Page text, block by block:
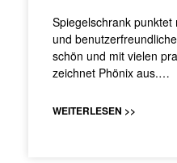
Spiegelschrank
und
schön und mit vielen
zeichnet Phönix aus.…
WEITERLESEN >>